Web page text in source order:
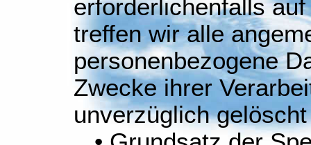
erforderlichenfalls
treffen wir alle
personenbezogene
Zwecke ihrer
unverzüglich